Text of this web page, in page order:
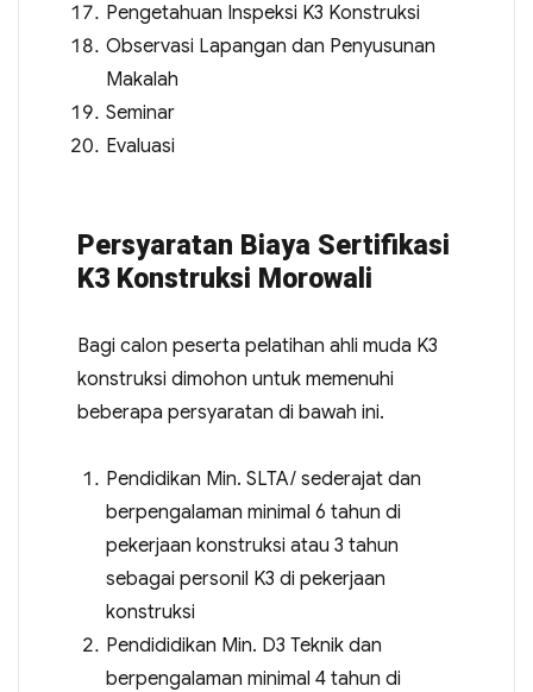
Pengetahuan Inspeksi K3 Konstruksi
Observasi Lapangan dan Penyusunan
Makalah
Seminar
Evaluasi
Persyaratan Biaya Sertifikasi
K3 Konstruksi Morowali
Bagi calon peserta pelatihan ahli muda K3
konstruksi dimohon untuk memenuhi
beberapa persyaratan di bawah ini.
Pendidikan Min. SLTA/ sederajat dan
berpengalaman minimal 6 tahun di
pekerjaan konstruksi atau 3 tahun
sebagai personil K3 di pekerjaan
konstruksi
Pendididikan Min. D3 Teknik dan
berpengalaman minimal 4 tahun di